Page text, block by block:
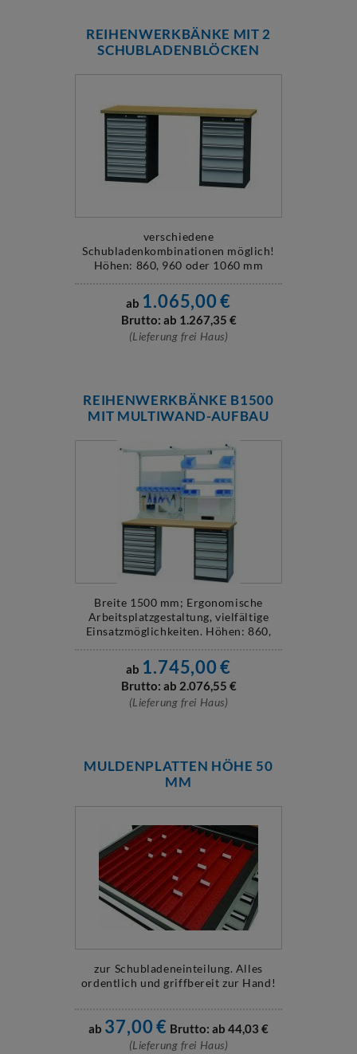
REIHENWERKBÄNKE MIT 2
SCHUBLADENBLÖCKEN
verschiedene
Schubladenkombinationen möglich!
Höhen: 860, 960 oder 1060 mm
ab 1.065,00€
Brutto: ab 1.267,35 €
(Lieferung frei Haus)
REIHENWERKBÄNKE B1500
MIT MULTIWAND-AUFBAU
Breite 1500 mm; Ergonomische
Arbeitsplatzgestaltung, vielfältige
Einsatzmöglichkeiten. Höhen: 860,
ab 1.745,00€
Brutto: ab 2.076,55 €
(Lieferung frei Haus)
MULDENPLATTEN HÖHE 50
MM
zur Schubladeneinteilung. Alles
ordentlich und griffbereit zur Hand!
ab 37,00€ Brutto: ab 44,03 €
(Lieferung frei Haus)